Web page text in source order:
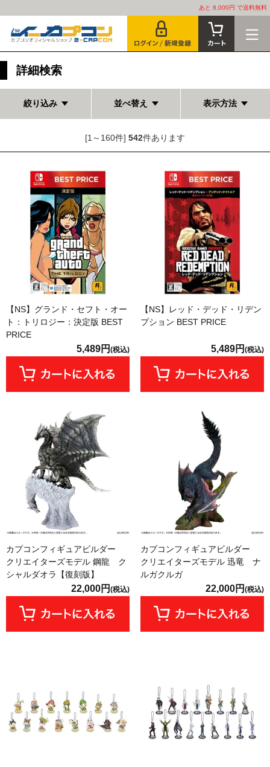
あと 8,000円 で送料無料
詳細検索
絞り込み 並べ替え 表示方法
[1～160件] 542件あります
【NS】グランド・セフト・オー
ト：トリロジー：決定版 BEST
PRICE
5,489円 (税込)
【NS】レッド・デッド・リデン
プション BEST PRICE
5,489円 (税込)
カプコンフィギュアビルダー
クリエイターズモデル 鋼龍 ク
シャルダオラ【復刻版】
22,000円 (税込)
カプコンフィギュアビルダー
クリエイターズモデル 迅竜 ナ
ルガクルガ
22,000円 (税込)